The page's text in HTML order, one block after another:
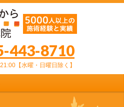
443-8710
【水曜・日曜日除く】